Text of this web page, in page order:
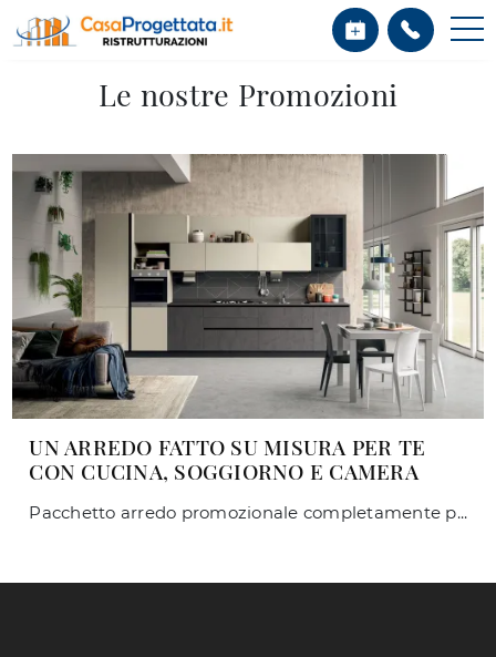
Le nostre Promozioni
UN ARREDO FATTO SU MISURA PER TE
CON CUCINA, SOGGIORNO E CAMERA
Pacchetto arredo promozionale completamente personalizzabile, Scrivici e troveremo la soluzione più adatta a te!